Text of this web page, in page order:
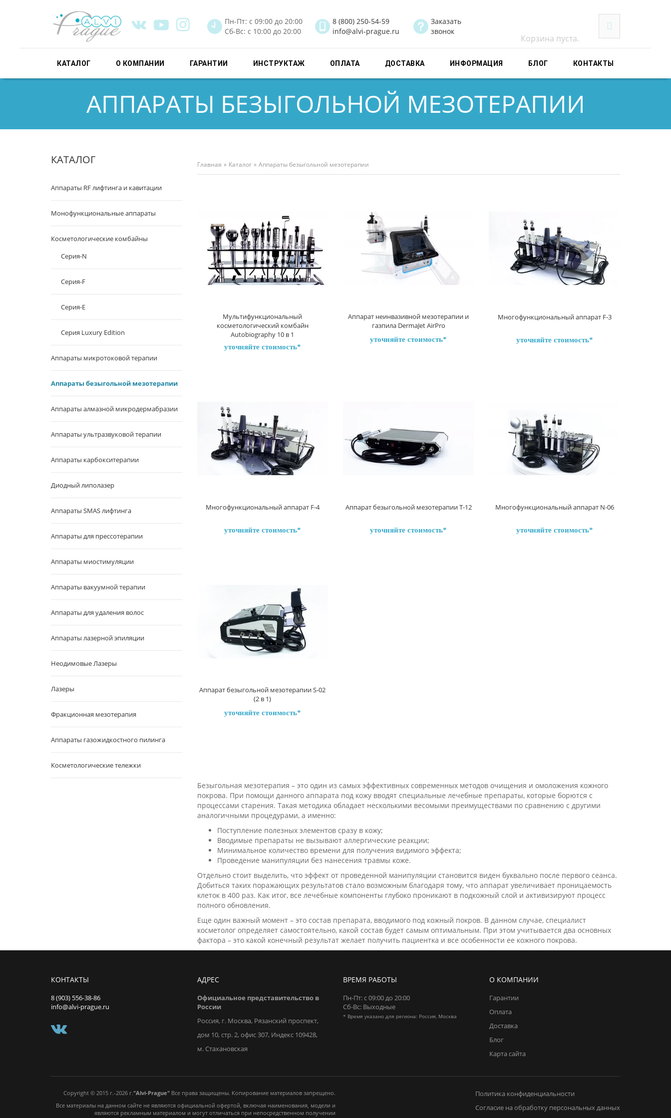
Пн-Пт: с 09:00 до 20:00
Сб-Вс: с 10:00 до 20:00
8 (800) 250-54-59
info@alvi-prague.ru
Заказать
звонок
Корзина пуста.
КАТАЛОГ О КОМПАНИИ ГАРАНТИИ ИНСТРУКТАЖ ОПЛАТА ДОСТАВКА ИНФОРМАЦИЯ БЛОГ КОНТАКТЫ
АППАРАТЫ БЕЗЫГОЛЬНОЙ МЕЗОТЕРАПИИ
Вы здесь
Главная » Каталог » Аппараты безыгольной мезотерапии
Мультифункциональный
косметологический комбайн
Autobiography 10 в 1
уточняйте стоимость
Аппарат неинвазивной мезотерапии и
газпила DermaJet AirPro
уточняйте стоимость
Многофункциональный аппарат F-3
уточняйте стоимость
Многофункциональный аппарат F-4
уточняйте стоимость
Аппарат безыгольной мезотерапии T-12
уточняйте стоимость
Многофункциональный аппарат N-06
уточняйте стоимость
Аппарат безыгольной мезотерапии S-02
(2 в 1)
уточняйте стоимость
Безыгольная мезотерапия – это один из самых эффективных современных методов очищения и омоложения кожного
покрова. При помощи данного аппарата под кожу вводят специальные лечебные препараты, которые борются с
процессами старения. Такая методика обладает несколькими весомыми преимуществами по сравнению с другими
аналогичными процедурами, а именно:
Поступление полезных элементов сразу в кожу;
Вводимые препараты не вызывают аллергические реакции;
Минимальное количество времени для получения видимого эффекта;
Проведение манипуляции без нанесения травмы коже.
Отдельно стоит выделить, что эффект от проведенной манипуляции становится виден буквально после первого сеанса.
Добиться таких поражающих результатов стало возможным благодаря тому, что аппарат увеличивает проницаемость
клеток в 400 раз. Как итог, все лечебные компоненты глубоко проникают в подкожный слой и активизируют процесс
полного обновления.
Еще один важный момент – это состав препарата, вводимого под кожный покров. В данном случае, специалист
косметолог определяет самостоятельно, какой состав будет самым оптимальным. При этом учитывается два основных
фактора – это какой конечный результат желает получить пациентка и все особенности ее кожного покрова.
КАТАЛОГ
Аппараты RF лифтинга и кавитации
Монофункциональные аппараты
Косметологические комбайны
Серия-N
Серия-F
Серия-E
Серия Luxury Edition
Аппараты микротоковой терапии
Аппараты безыгольной мезотерапии
Аппараты алмазной микродермабразии
Аппараты ультразвуковой терапии
Аппараты карбокситерапии
Диодный липолазер
Аппараты SMAS лифтинга
Аппараты для прессотерапии
Аппараты миостимуляции
Аппараты вакуумной терапии
Аппараты для удаления волос
Аппараты лазерной эпиляции
Неодимовые Лазеры
Лазеры
Фракционная мезотерапия
Аппараты газожидкостного пилинга
Косметологические тележки
КОНТАКТЫ
8 (903) 556-38-86
info@alvi-prague.ru
АДРЕС
Официальное представительство в
России
Россия, г. Москва, Рязанский проспект,
дом 10, стр. 2, офис 307, Индекс 109428,
м. Стахановская
ВРЕМЯ РАБОТЫ
Пн-Пт: с 09:00 до 20:00
Сб-Вс: Выходные
* Время указано для региона: Россия, Москва
О КОМПАНИИ
Гарантии
Оплата
Доставка
Блог
Карта сайта
Copyright © 2015 г.-2026 г."Alvi-Prague" Все права защищены. Копирование материалов запрещено.
Все материалы на данном сайте не являются официальной офертой, включая наименования, модели и
являются рекламным материалом и могут отличаться при непосредственном получении
Политика конфиденциальности
Согласие на обработку персональных данных